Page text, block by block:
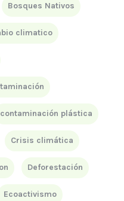
Bosques Nativos
climatico
contaminación plástica
Crisis climática
Deforestación
Ecoactivismo